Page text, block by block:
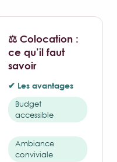
⚖️ Colocation :
ce qu’il faut
savoir
✔ Les avantages
Budget
accessible
Ambiance
conviviale